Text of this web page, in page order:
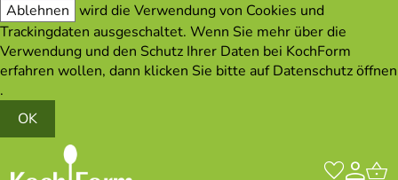
Ablehnen wird die Verwendung von Cookies und
Trackingdaten ausgeschaltet. Wenn Sie mehr über die
Verwendung und den Schutz Ihrer Daten bei KochForm
erfahren wollen, dann klicken Sie bitte aufDatenschutz öffnen
.
OK